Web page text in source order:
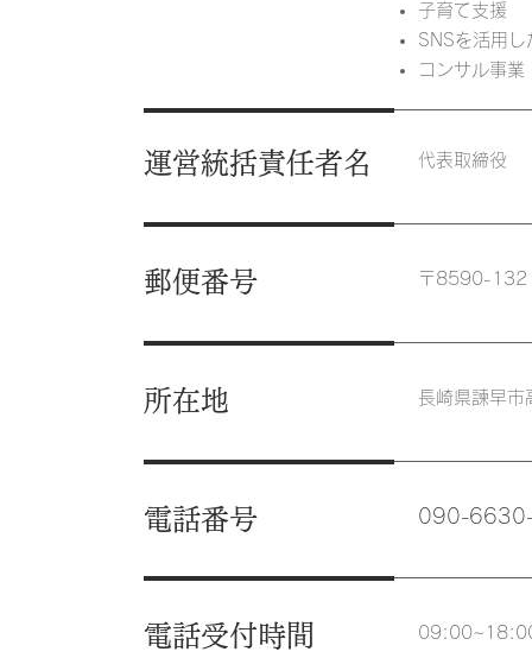
運営統括責任者名
郵便番号
所在地
電話番号
電話受付時間
子育て支援
SNSを活用し
コンサル事
代表取締
〒8590-132
長崎県諫早
090-